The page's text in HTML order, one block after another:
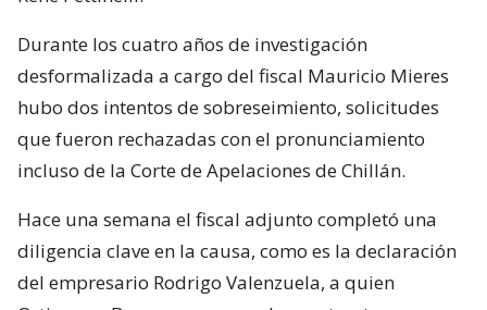
Durante los cuatro años de investigación
desformalizada a cargo del fiscal Mauricio Mieres
hubo dos intentos de sobreseimiento, solicitudes
que fueron rechazadas con el pronunciamiento
incluso de la Corte de Apelaciones de Chillán.
Hace una semana el fiscal adjunto completó una
diligencia clave en la causa, como es la declaración
del empresario Rodrigo Valenzuela, a quien